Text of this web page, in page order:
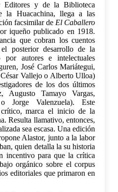
y de la Biblioteca
la Huacachina, llega a las
facsimilar de El Caballero
iqueño publicado en 1918.
que cobran los cuentos
posterior desarrollo de la
por autores e intelectuales
José Carlos Mariátegui,
Vallejo o Alberto Ulloa)
de los dos últimos
Augusto Tamayo Vargas,
Jorge Valenzuela). Este
marca el inicio de la
Resulta llamativo, entonces,
sea escasa. Una edición
Alastor, junto a la labor
quien detalla la su historia
incentivo para que la crítica
orgánico sobre el corpus
editoriales que primaron en